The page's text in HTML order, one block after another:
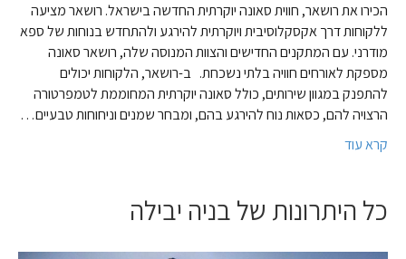
הכירו את רושאר, חווית סאונה יוקרתית החדשה בישראל. רושאר מציעה
ללקוחות דרך אקסקלוסיבית ויוקרתית להירגע ולהתחדש בנוחות של ספא
מודרני. עם המתקנים החדישים והצוות המנוסה שלה, רושאר סאונה
מספקת לאורחים חוויה בלתי נשכחת. ב-רושאר, הלקוחות יכולים
להתפנק במגוון שירותים, כולל סאונה יוקרתית המחוממת לטמפרטורה
הרצויה להם, כסאות נוח להירגע בהם, ומבחר שמנים וניחוחות טבעיים…
קרא עוד
כל היתרונות של בניה יבילה